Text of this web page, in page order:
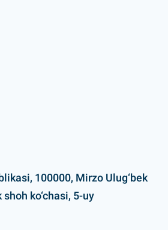
100000, Mirzo Ulug‘bek
ko‘chasi, 5-uy